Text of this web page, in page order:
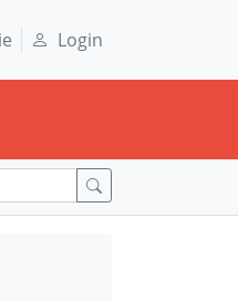
Login